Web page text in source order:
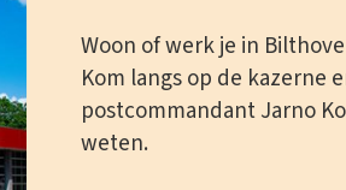
Woon of werk je in
Kom langs op de kazerne
postcommandant Jarno
weten.